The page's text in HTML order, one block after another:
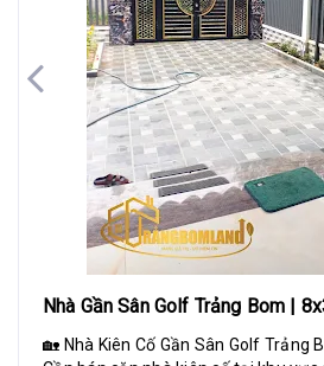
Nhà Gần Sân Golf Trảng Bom |
Lửng
🏡 Nhà Kiên Cố Gần Sân Golf Trảng